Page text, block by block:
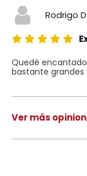
Rodrigo
Quedé
bastante grandes
Ver más